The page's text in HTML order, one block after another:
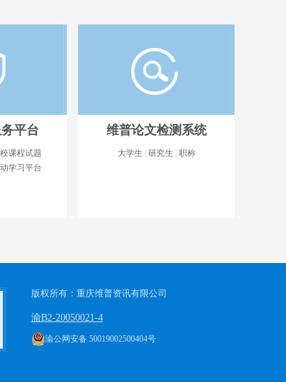
平台
课程试题
学习平台
伪造、...详细..
维普论文检测系统
大学生 | 研究生 | 职称
版权所有：重庆维普资讯有限公司
渝B2-20050021-4
渝公网安备 50019002500404号